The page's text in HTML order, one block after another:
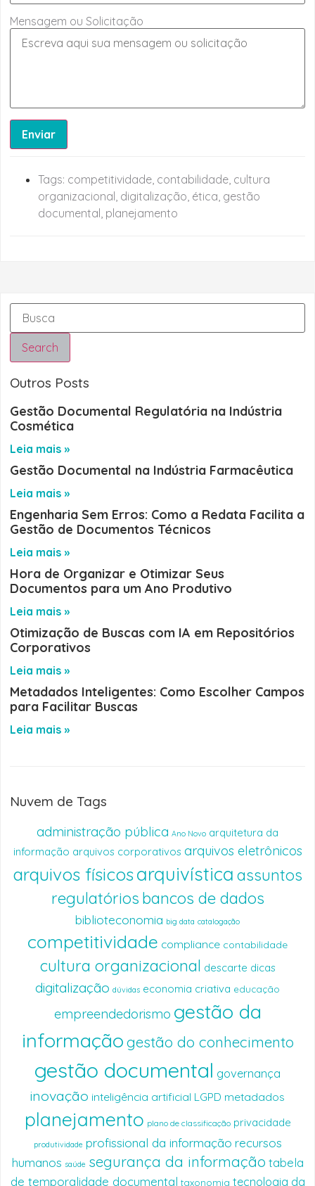
Mensagem ou Solicitação
Enviar
Tags: competitividade, contabilidade, cultura
organizacional , digitalização, ética, gestão
documental , planejamento
Search
Outros Posts
Gestão Documental Regulatória na Indústria
Cosmética
Leia mais »
Gestão Documental na Indústria Farmacêutica
Leia mais »
Engenharia Sem Erros: Como a Redata Facilita a
Gestão de Documentos Técnicos
Leia mais »
Hora de Organizar e Otimizar Seus
Documentos para um Ano Produtivo
Leia mais »
Otimização de Buscas com IA em Repositórios
Corporativos
Leia mais »
Metadados Inteligentes: Como Escolher Campos
para Facilitar Buscas
Leia mais »
Nuvem de Tags
administração pública Ano Novo arquitetura da
informação arquivos corporativos arquivos eletrônicos
arquivos físicosarquivística assuntos
regulatórios bancos de dados
biblioteconomia big data catalogação
competitividade compliance contabilidade
cultura organizacional descarte dicas
digitalização dúvidas economia criativa educação
empreendedorismo gestão da
informaçãogestão do conhecimento
gestão documental governança
inovação inteligência artificial LGPD metadados
planejamento plano de classificação privacidade
produtividade profissional da informação recursos
humanos saúde segurança da informação tabela
de temporalidade documental taxonomia tecnologia da